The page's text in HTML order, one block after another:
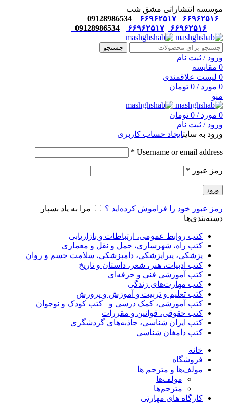
موسسه انتشاراتی مشق شب
۶۶۹۶۲۵۱۶
۶۶۹۶۲۵۱۷
09128986534
۶۶۹۶۲۵۱۶
۶۶۹۶۲۵۱۷ 09128986534
جستجو
ورود / ثبت نام
0 مقایسه
0 لیست علاقمندی
0 مورد /
0 تومان
منو
0 مورد /
0 تومان
ورود / ثبت نام
ورود به سایتایجاد حساب کاربری
Username or email address
*
رمز عبور *
ورود
رمز عبور خود را فراموش کرده‌اید ؟
مرا به یاد بسپار
دسته‌بندی‌ها
کتب روابط عمومی، ارتباطات و بازاریابی
کتب راه، شهرسازی، حمل و نقل و معماری
پزشکی، پیراپزشکی، دامپزشکی، سلامت جسم و روان
کتب ادبیات، هنر، شعر، داستان و تاریخ
کتب آموزشی فنی و حرفه‌ای
کتب مهارت‌های زندگی
کتب تعلیم و تربیت و آموزش و پرورش
کتب آموزشی، کمک درسی و _کتب کودک و نوجوان
کتب حقوقی، قوانین و مقررات
کتب ایران شناسی، جاذبه‌های گردشگری
کتب دامغان شناسی
خانه
فروشگاه
مولف‌ها و مترجم ها
مولف‌ها
مترجم‌ها
کارگاه های مهارتی